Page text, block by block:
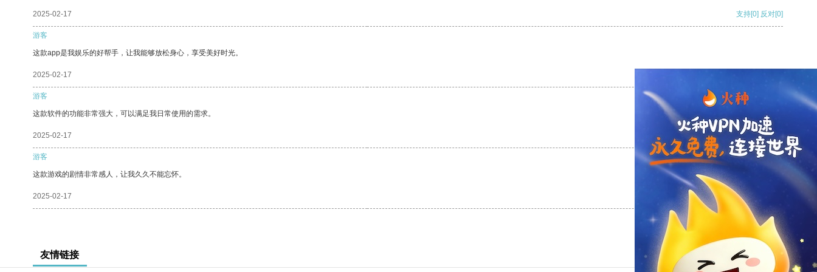
2025-02-17 支持[0] 反对[0]
游客
这款app是我娱乐的好帮手，让我能够放松身心，享受美好时光。
2025-02-17
游客
这款软件的功能非常强大，可以满足我日常使用的需求。
2025-02-17 支持 [0] 反对 [0]
游客
这款游戏的剧情非常感人，让我久久不能忘怀。
2025-02-17 支持
友情链接